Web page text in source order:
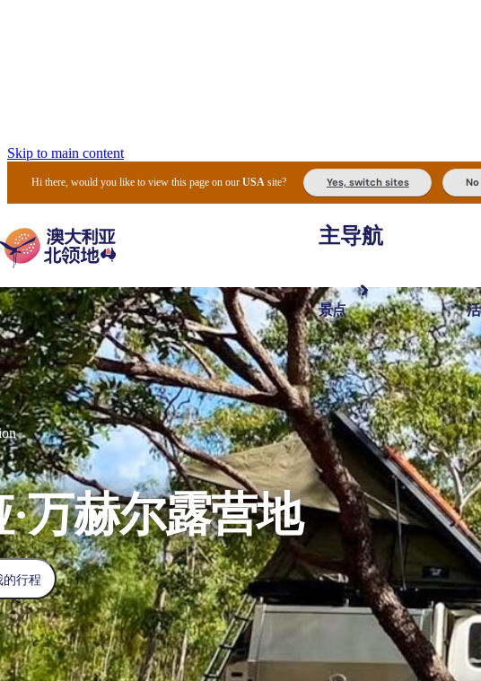
Skip to main content
Hi there, would you like to view this page on ourUSA site? Yes, switch sites
主导航
景点
最
万赫尔露营地
的行程